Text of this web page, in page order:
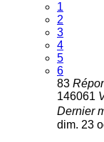
1
2
3
4
5
6
83
146061
Dernier
dim. 23